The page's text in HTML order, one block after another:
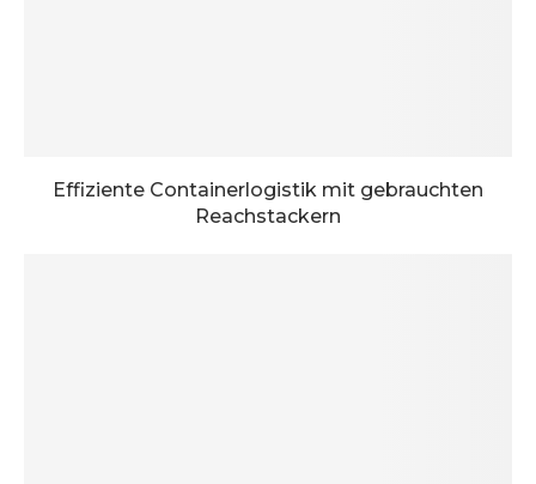
Effiziente Containerlogistik mit gebrauchten
Reachstackern